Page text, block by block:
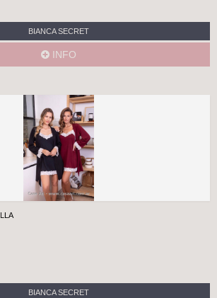
BIANCA SECRET
INFO
BIANCA SECRET